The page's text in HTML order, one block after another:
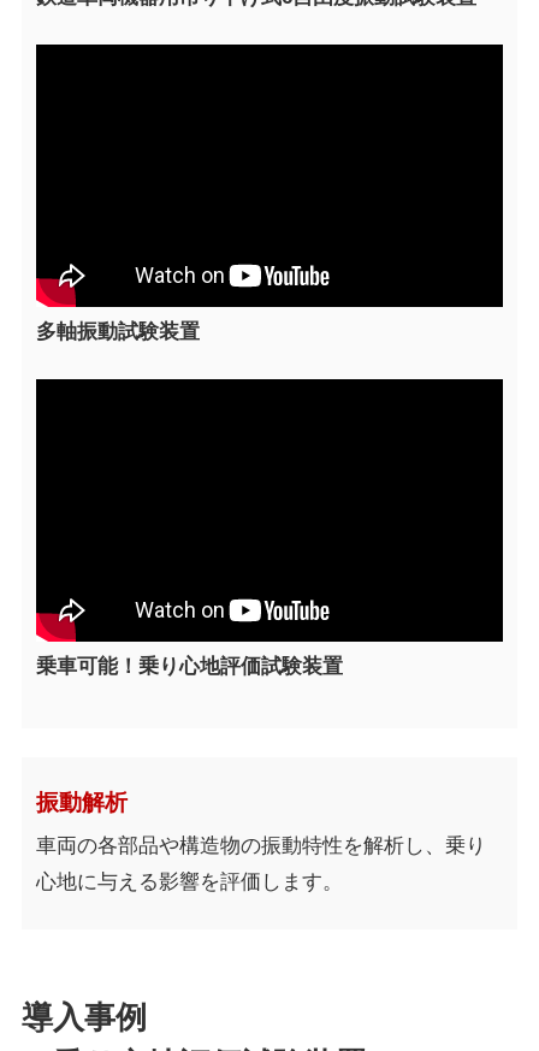
多軸振動試験装置
乗車可能！乗り心地評価試験装置
振動解析
車両の各部品や構造物の振動特性を解析し、乗り
心地に与える影響を評価します。
導入事例